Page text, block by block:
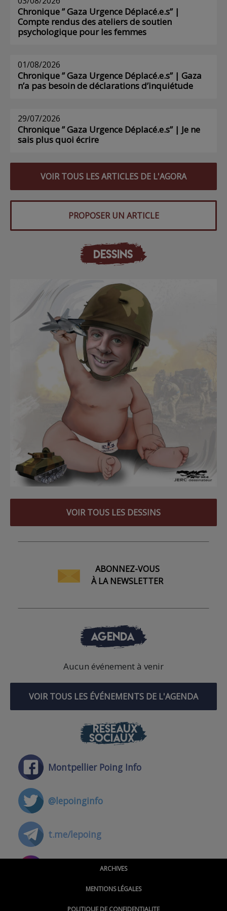
Chronique ” Gaza Urgence Déplacé.e.s” |
Compte rendus des ateliers de soutien
psychologique pour les femmes
01/08/2026
Chronique ” Gaza Urgence Déplacé.e.s” | Gaza
n’a pas besoin de déclarations d’inquiétude
29/07/2026
Chronique ” Gaza Urgence Déplacé.e.s” | Je ne
sais plus quoi écrire
VOIR TOUS LES ARTICLES DE L'AGORA
PROPOSER UN ARTICLE
DESSINS
VOIR TOUS LES DESSINS
ABONNEZ-VOUS
À LA NEWSLETTER
AGENDA
Aucun événement à venir
VOIR TOUS LES ÉVÉNEMENTS DE L'AGENDA
RÉSEAUX
SOCIAUX
Montpellier Poing Info
@lepoinginfo
t.me/lepoing
@montpellierpoinginfo
ARCHIVES
MENTIONS LÉGALES
POLITIQUE DE CONFIDENTIALITE